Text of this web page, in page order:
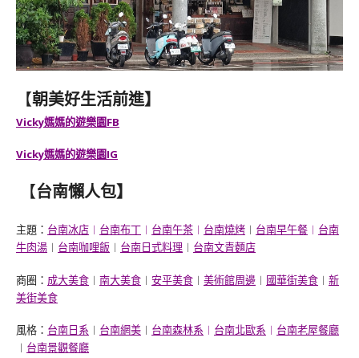
【朝美好生活前進】
Vicky媽媽的遊樂園FB
Vicky媽媽的遊樂園IG
【台南懶人包】
主題： 台南冰店 ︱ 台南布丁 ︱ 台南午茶 ︱ 台南燒烤 ︱ 台南早午餐 ︱ 台南
牛肉湯 ︱ 台南咖哩飯 ︱ 台南日式料理 ︱ 台南文青麵店
商圈： 成大美食 ︱ 南大美食 ︱ 安平美食 ︱ 美術館周邊 ︱ 國華街美食 ︱ 新
美街美食
風格： 台南日系 ︱ 台南網美 ︱ 台南森林系 ︱ 台南北歐系 ︱ 台南老屋餐廳
︱ 台南景觀餐廳